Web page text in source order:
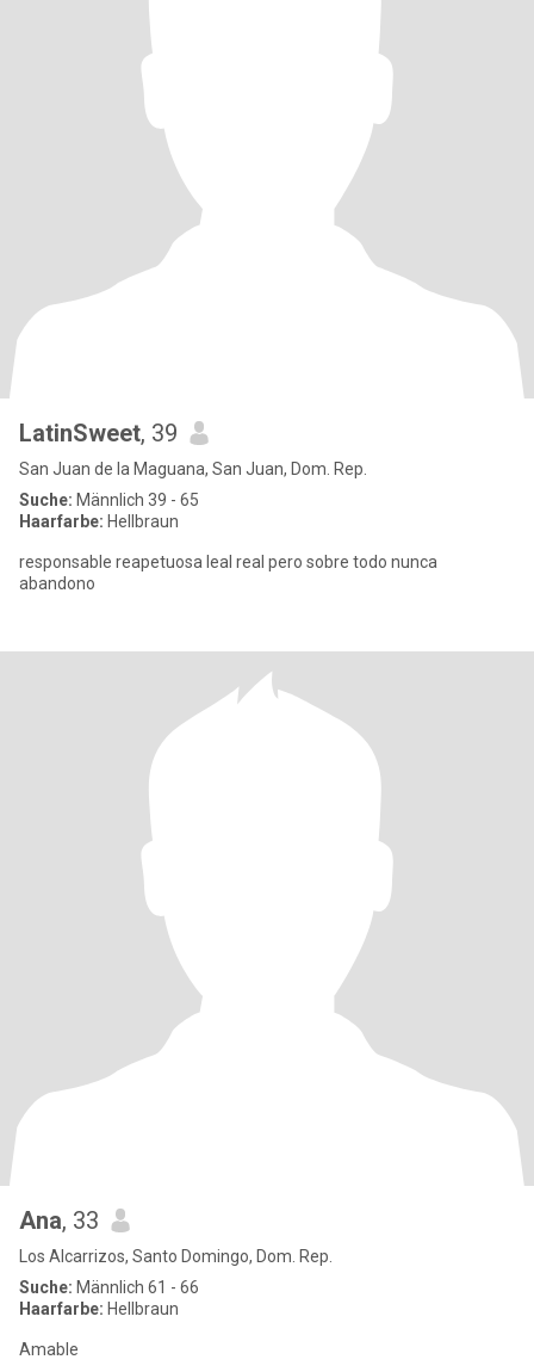
LatinSweet, 39
San Juan de la Maguana, San Juan, Dom. Rep.
Suche: Männlich 39 - 65
Haarfarbe: Hellbraun
responsable reapetuosa leal real pero sobre todo nunca
abandono
Ana, 33
Los Alcarrizos, Santo Domingo, Dom. Rep.
Suche: Männlich 61 - 66
Haarfarbe: Hellbraun
Amable